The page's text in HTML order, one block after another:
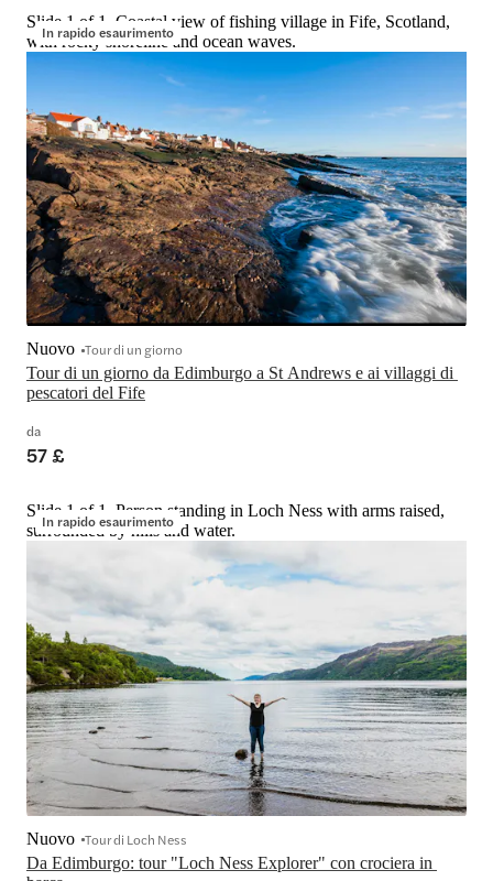
In rapido esaurimento
Slide 1 of 1, Coastal view of fishing village in Fife, Scotland,
with rocky shoreline and ocean waves.
Tour di un giorno da Edimburgo a St Andrews e ai villaggi di
pescatori del Fife
Nuovo Tour di un giorno
da
57 £
In rapido esaurimento
Slide 1 of 1, Person standing in Loch Ness with arms raised,
surrounded by hills and water.
Da Edimburgo: tour "Loch Ness Explorer" con crociera in
Nuovo Tour di Loch Ness